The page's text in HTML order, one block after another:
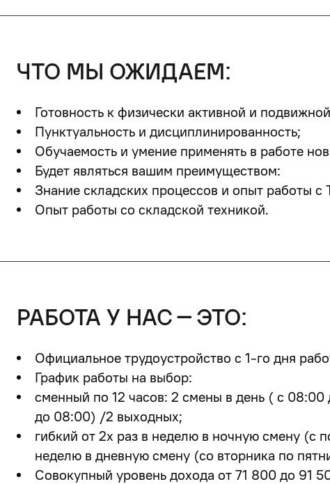
что мы ожидаем:
Готовность к физически активной и
Пунктуальность и дисциплинированность;
Обучаемость и умение применять в работе
Будет являться вашим преимуществом:
Знание складских процессов и опыт работы с
Опыт работы со складской техникой.
работа у нас – это:
Официальное трудоустройство с 1-го дня
График работы на выбор:
сменный по 12 часов: 2 смены в день ( с
до 08:00) /2 выходных;
гибкий от 2х раз в неделю в ночную смену (с
неделю в дневную смену (со вторника по
Совокупный уровень дохода от 71 800 до 91